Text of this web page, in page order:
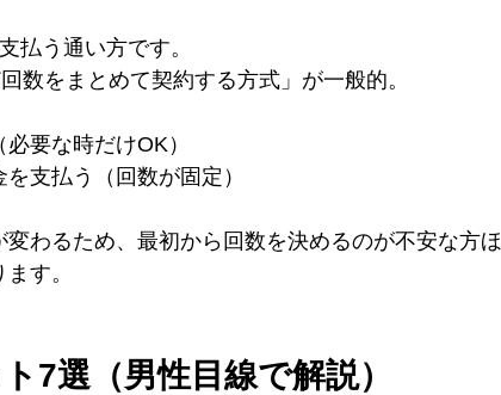
払う通い方です。
数をまとめて契約する方式」が一般的。
要な時だけOK）
支払う（回数が固定）
わるため、最初から回数を決めるのが不安な方ほ
す。
7選（男性目線で解説）